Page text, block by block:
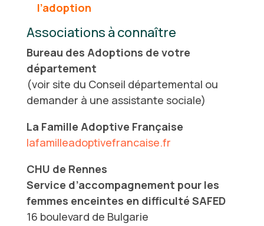
l’adoption
Associations à connaître
Bureau des Adoptions de votre
département
(voir site du Conseil départemental ou
demander à une assistante sociale)
La Famille Adoptive Française
lafamilleadoptivefrancaise.fr
CHU de Rennes
Service d’accompagnement pour les
femmes enceintes en difficulté SAFED
16 boulevard de Bulgarie